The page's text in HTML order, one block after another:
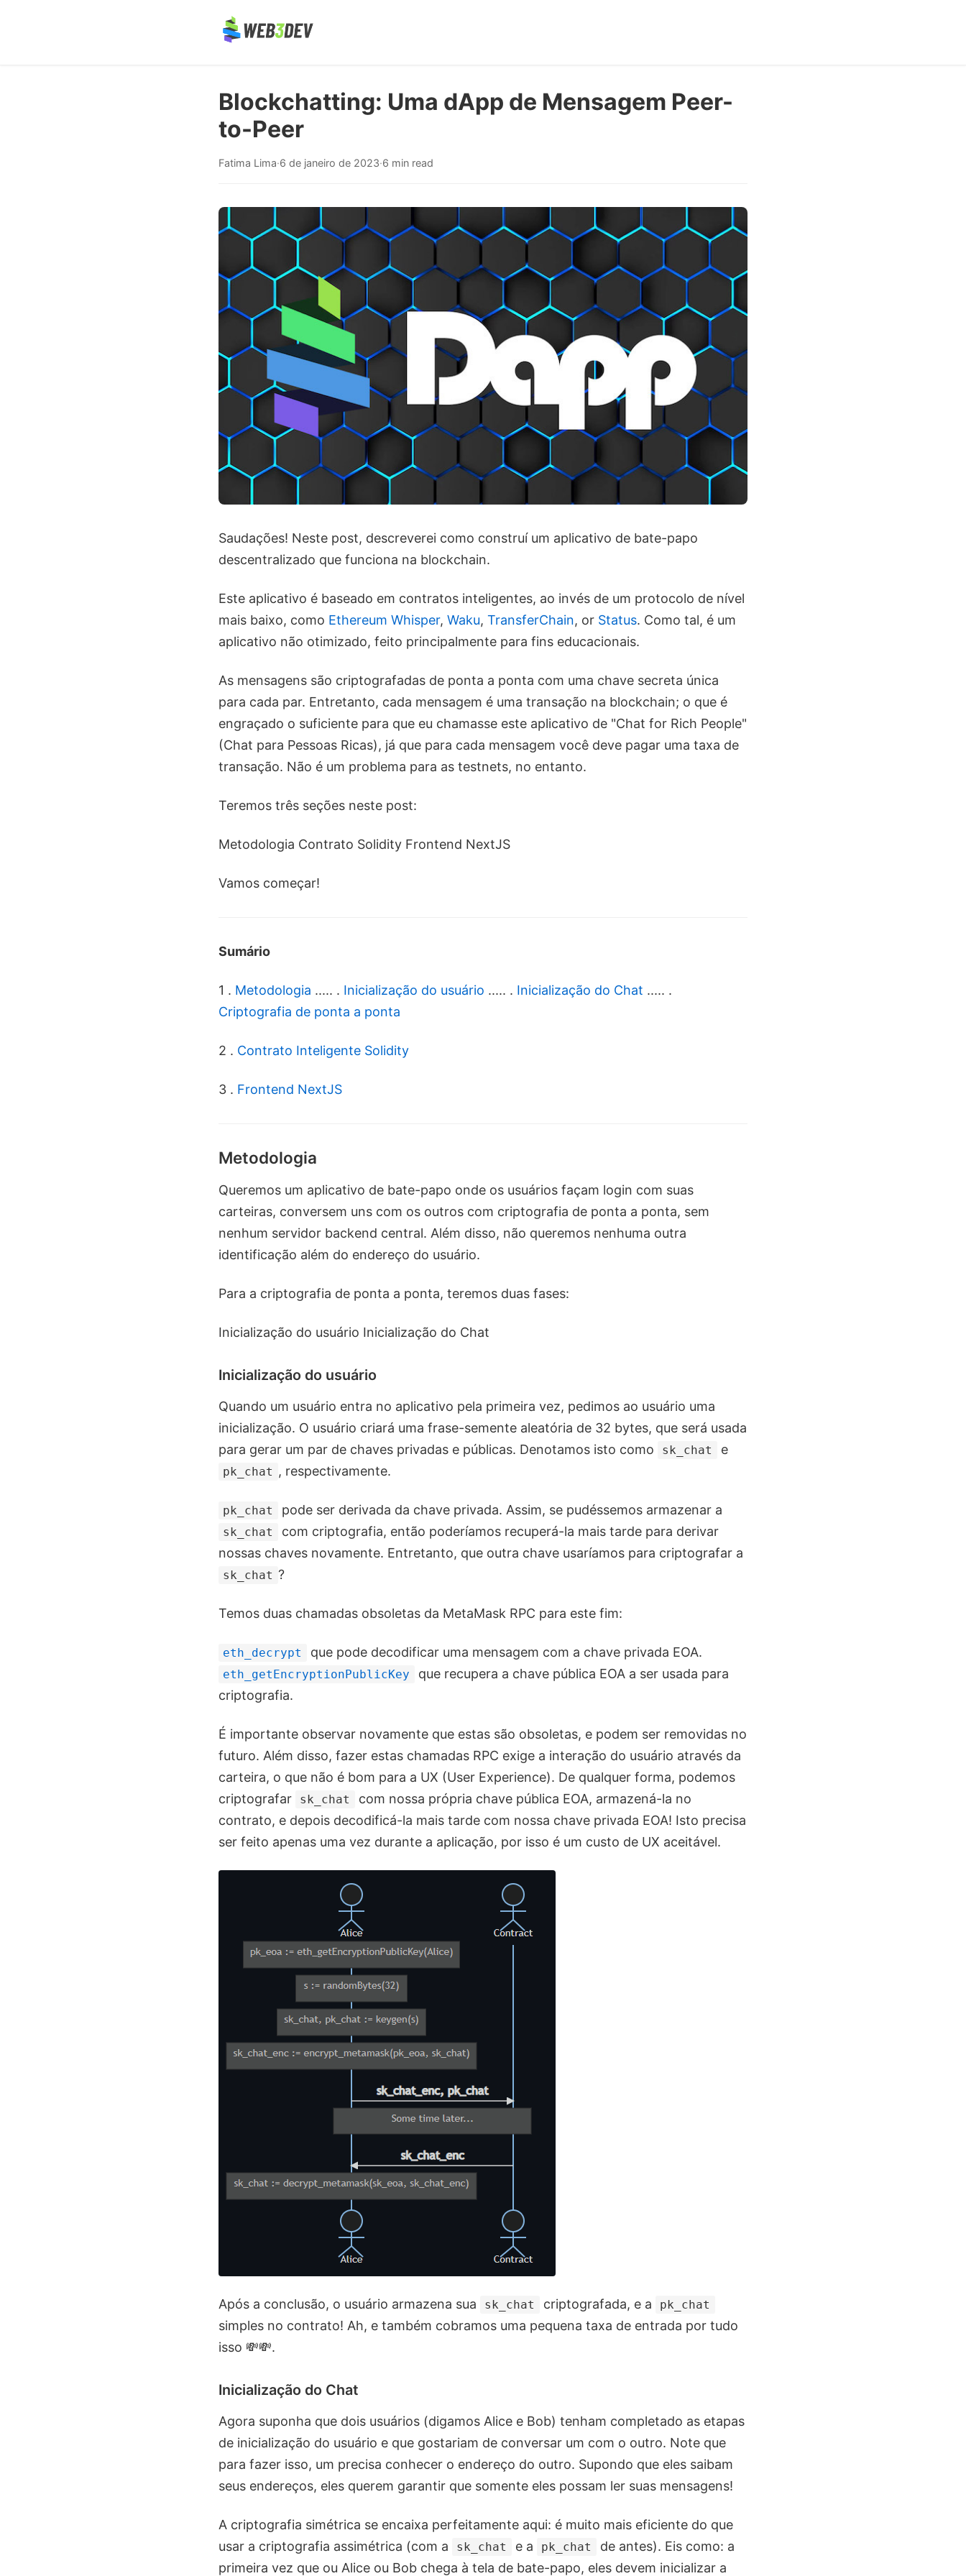
Blockchatting: Uma dApp de Mensagem Peer-
to-Peer
Fatima Lima·6 de janeiro de 2023·6 min read
Saudações! Neste post, descreverei como construí um aplicativo de bate-papo
descentralizado que funciona na blockchain.
Este aplicativo é baseado em contratos inteligentes, ao invés de um protocolo de nível
mais baixo, como Ethereum Whisper, Waku, TransferChain, or Status. Como tal, é um
aplicativo não otimizado, feito principalmente para fins educacionais.
As mensagens são criptografadas de ponta a ponta com uma chave secreta única
para cada par. Entretanto, cada mensagem é uma transação na blockchain; o que é
engraçado o suficiente para que eu chamasse este aplicativo de "Chat for Rich People"
(Chat para Pessoas Ricas), já que para cada mensagem você deve pagar uma taxa de
transação. Não é um problema para as testnets, no entanto.
Teremos três seções neste post:
Metodologia Contrato Solidity Frontend NextJS
Vamos começar!
Sumário
1 . Metodologia ..... . Inicialização do usuário ..... . Inicialização do Chat ..... .
Criptografia de ponta a ponta
2 . Contrato Inteligente Solidity
3 . Frontend NextJS
Metodologia
Queremos um aplicativo de bate-papo onde os usuários façam login com suas
carteiras, conversem uns com os outros com criptografia de ponta a ponta, sem
nenhum servidor backend central. Além disso, não queremos nenhuma outra
identificação além do endereço do usuário.
Para a criptografia de ponta a ponta, teremos duas fases:
Inicialização do usuário Inicialização do Chat
Inicialização do usuário
Quando um usuário entra no aplicativo pela primeira vez, pedimos ao usuário uma
inicialização. O usuário criará uma frase-semente aleatória de 32 bytes, que será usada
para gerar um par de chaves privadas e públicas. Denotamos isto como
sk_chat e
pk_chat , respectivamente.
pk_chat pode ser derivada da chave privada. Assim, se pudéssemos armazenar a
sk_chat
com criptografia, então poderíamos recuperá-la mais tarde para derivar
nossas chaves novamente. Entretanto, que outra chave usaríamos para criptografar a
sk_chat ?
Temos duas chamadas obsoletas da MetaMask RPC para este fim:
eth_decrypt que pode decodificar uma mensagem com a chave privada EOA.
eth_getEncryptionPublicKey
que recupera a chave pública EOA a ser usada para
criptografia.
É importante observar novamente que estas são obsoletas, e podem ser removidas no
futuro. Além disso, fazer estas chamadas RPC exige a interação do usuário através da
carteira, o que não é bom para a UX (User Experience). De qualquer forma, podemos
criptografar
sk_chat
com nossa própria chave pública EOA, armazená-la no
contrato, e depois decodificá-la mais tarde com nossa chave privada EOA! Isto precisa
ser feito apenas uma vez durante a aplicação, por isso é um custo de UX aceitável.
Após a conclusão, o usuário armazena sua sk_chat criptografada, e a pk_chat
simples no contrato! Ah, e também cobramos uma pequena taxa de entrada por tudo
isso 💸💸.
Inicialização do Chat
Agora suponha que dois usuários (digamos Alice e Bob) tenham completado as etapas
de inicialização do usuário e que gostariam de conversar um com o outro. Note que
para fazer isso, um precisa conhecer o endereço do outro. Supondo que eles saibam
seus endereços, eles querem garantir que somente eles possam ler suas mensagens!
A criptografia simétrica se encaixa perfeitamente aqui: é muito mais eficiente do que
usar a criptografia assimétrica (com a
sk_chat e a pk_chat
de antes). Eis como: a
primeira vez que ou Alice ou Bob chega à tela de bate-papo, eles devem inicializar a